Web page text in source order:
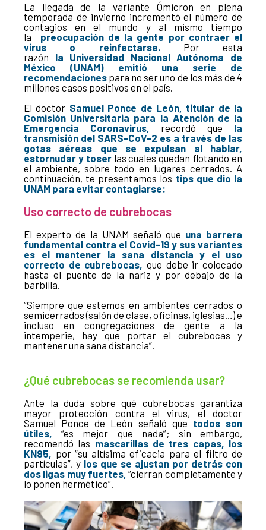
La llegada de la variante Ómicron en plena
temporada de invierno incrementó el número de
contagios en el mundo y al mismo tiempo
la preocupación de la gente por contraer el
virus o reinfectarse.Por esta
razón la Universidad Nacional Autónoma de
México (UNAM) emitió una serie de
recomendaciones para no ser uno de los más de 4
millones casos positivos en el país.
El doctor Samuel Ponce de León, titular de la
Comisión Universitaria para la Atención de la
Emergencia Coronavirus, recordó que la
transmisión del SARS-CoV-2 es a través de las
gotas aéreas que se expulsan al hablar,
estornudar y toser las cuales quedan flotando en
el ambiente, sobre todo en lugares cerrados. A
continuación, te presentamos los tips que dio la
UNAM para evitar contagiarse:
Uso correcto de cubrebocas
El experto de la UNAM señaló que una barrera
fundamental contra el Covid-19 y sus variantes
es el mantener la sana distancia y el uso
correcto de cubrebocas, que debe ir colocado
hasta el puente de la nariz y por debajo de la
barbilla.
“Siempre que estemos en ambientes cerrados o
semicerrados (salón de clase, oficinas, iglesias…) e
incluso en congregaciones de gente a la
intemperie, hay que portar el cubrebocas y
mantener una sana distancia”.
¿Qué cubrebocas se recomienda usar?
Ante la duda sobre qué cubrebocas garantiza
mayor protección contra el virus, el doctor
Samuel Ponce de León señaló que todos son
útiles,“es mejor que nada”; sin embargo,
recomendó las mascarillas de tres capas, los
KN95, por “su altísima eficacia para el filtro de
partículas”, y los que se ajustan por detrás con
dos ligas muy fuertes,“cierran completamente y
lo ponen hermético”.